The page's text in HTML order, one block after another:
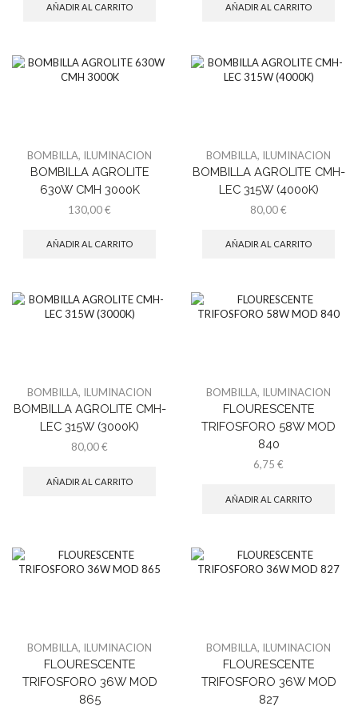
AÑADIR AL CARRITO AÑADIR AL CARRITO
BOMBILLA, ILUMINACION
BOMBILLA AGROLITE
630W CMH 3000K
130,00€
AÑADIR AL CARRITO
BOMBILLA, ILUMINACION
BOMBILLA AGROLITE CMH-
LEC 315W (4000K)
80,00€
AÑADIR AL CARRITO
BOMBILLA, ILUMINACION
BOMBILLA AGROLITE CMH-
LEC 315W (3000K)
80,00€
AÑADIR AL CARRITO
BOMBILLA, ILUMINACION
FLOURESCENTE
TRIFOSFORO 58W MOD
840
6,75 €
AÑADIR AL CARRITO
BOMBILLA, ILUMINACION
FLOURESCENTE
TRIFOSFORO 36W MOD
865
BOMBILLA, ILUMINACION
FLOURESCENTE
TRIFOSFORO 36W MOD
827